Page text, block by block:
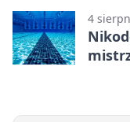
4